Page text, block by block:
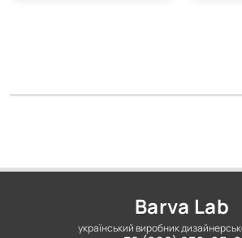
Barva Lab
український виробник